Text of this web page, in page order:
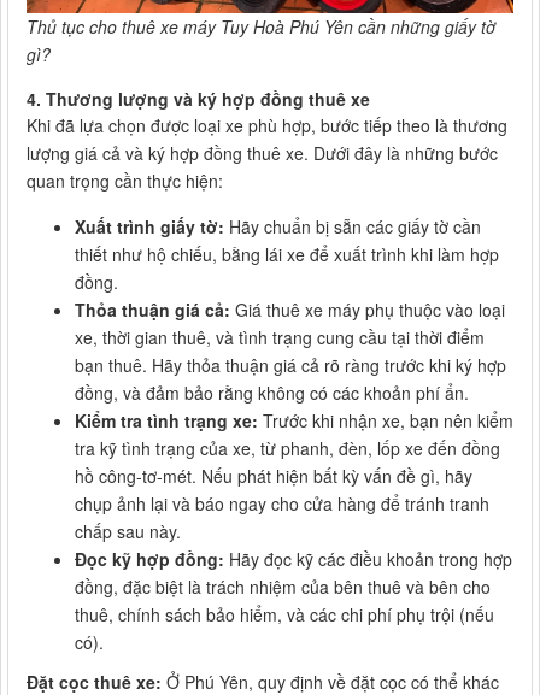
Thủ tục cho thuê xe máy Tuy Hoà Phú Yên cần những giấy tờ
gì?
4. Thương lượng và ký hợp đồng thuê xe
Khi đã lựa chọn được loại xe phù hợp, bước tiếp theo là thương
lượng giá cả và ký hợp đồng thuê xe. Dưới đây là những bước
quan trọng cần thực hiện:
Xuất trình giấy tờ: Hãy chuẩn bị sẵn các giấy tờ cần
thiết như hộ chiếu, bằng lái xe để xuất trình khi làm hợp
đồng.
Thỏa thuận giá cả: Giá thuê xe máy phụ thuộc vào loại
xe, thời gian thuê, và tình trạng cung cầu tại thời điểm
bạn thuê. Hãy thỏa thuận giá cả rõ ràng trước khi ký hợp
đồng, và đảm bảo rằng không có các khoản phí ẩn.
Kiểm tra tình trạng xe: Trước khi nhận xe, bạn nên kiểm
tra kỹ tình trạng của xe, từ phanh, đèn, lốp xe đến đồng
hồ công-tơ-mét. Nếu phát hiện bất kỳ vấn đề gì, hãy
chụp ảnh lại và báo ngay cho cửa hàng để tránh tranh
chấp sau này.
Đọc kỹ hợp đồng: Hãy đọc kỹ các điều khoản trong hợp
đồng, đặc biệt là trách nhiệm của bên thuê và bên cho
thuê, chính sách bảo hiểm, và các chi phí phụ trội (nếu
có).
Đặt cọc thuê xe: Ở Phú Yên, quy định về đặt cọc có thể khác